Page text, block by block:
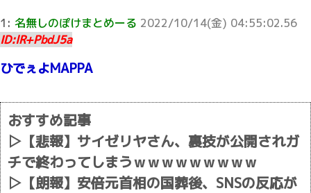
1: 名無しのぽけまとめーる 2022/10/14(金) 04:55:02.56
ID:lR+PbdJ5a
ひでぇよMAPPA
おすすめ記事
▷ 【悲報】サイゼリヤさん、裏技が公開されガ
チで終わってしまうｗｗｗｗｗｗｗｗｗ
▷ 【朗報】安倍元首相の国葬後、SNSの反応が